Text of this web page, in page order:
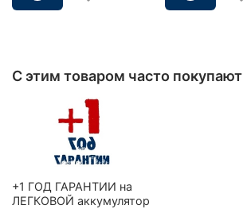
С этим товаром часто покупают
+1 ГОД ГАРАНТИИ на
ЛЕГКОВОЙ аккумулятор